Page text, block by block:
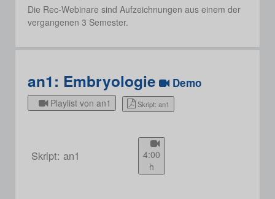
Die Rec-Webinare sind Aufzeichnungen aus einem der
vergangenen 3 Semester.
an1: Embryologie Demo
Playlist von an1 Skript: an1
Skript: an1
4:00
h